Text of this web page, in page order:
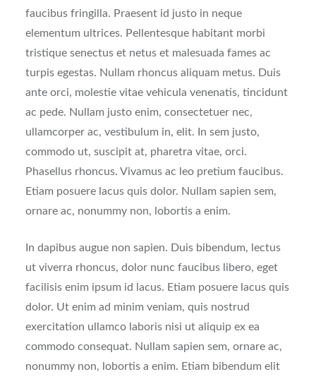
faucibus fringilla. Praesent id justo in neque
elementum ultrices. Pellentesque habitant morbi
tristique senectus et netus et malesuada fames ac
turpis egestas. Nullam rhoncus aliquam metus. Duis
ante orci, molestie vitae vehicula venenatis, tincidunt
ac pede. Nullam justo enim, consectetuer nec,
ullamcorper ac, vestibulum in, elit. In sem justo,
commodo ut, suscipit at, pharetra vitae, orci.
Phasellus rhoncus. Vivamus ac leo pretium faucibus.
Etiam posuere lacus quis dolor. Nullam sapien sem,
ornare ac, nonummy non, lobortis a enim.
In dapibus augue non sapien. Duis bibendum, lectus
ut viverra rhoncus, dolor nunc faucibus libero, eget
facilisis enim ipsum id lacus. Etiam posuere lacus quis
dolor. Ut enim ad minim veniam, quis nostrud
exercitation ullamco laboris nisi ut aliquip ex ea
commodo consequat. Nullam sapien sem, ornare ac,
nonummy non, lobortis a enim. Etiam bibendum elit